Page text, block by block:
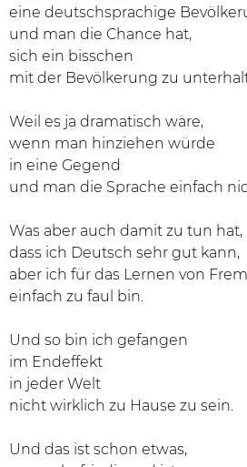
eine deutschsprachige
und man die Chance hat,
sich ein bisschen
mit der Bevölkerung zu
Weil es ja dramatisch wäre,
wenn man hinziehen würde
in eine Gegend
und man die Sprache einfach
Was aber auch damit zu tun hat,
dass ich Deutsch sehr gut kann,
aber ich für das Lernen von
einfach zu faul bin.
Und so bin ich gefangen
im Endeffekt
in jeder Welt
nicht wirklich zu Hause zu sein.
Und das ist schon etwas,